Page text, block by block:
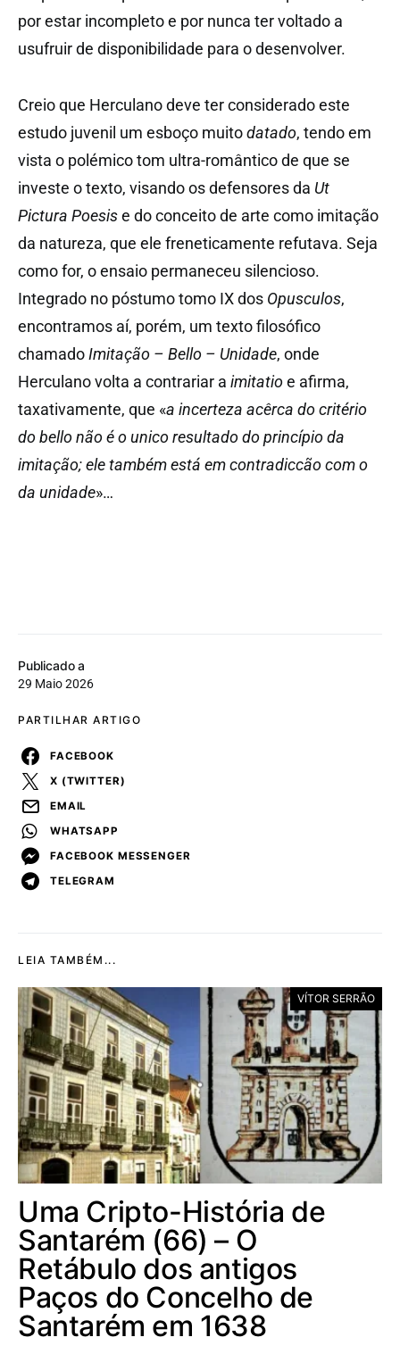
Publicado a
29 Maio 2026
PARTILHAR ARTIGO
FACEBOOK
X (TWITTER)
EMAIL
WHATSAPP
FACEBOOK MESSENGER
TELEGRAM
por estar incompleto e por nunca ter voltado a
usufruir de disponibilidade para o desenvolver.
Creio que Herculano deve ter considerado este
estudo juvenil um esboço muitodatado, tendo em
vista o polémico tom ultra-romântico de que se
investe o texto, visando os defensores da Ut
Pictura Poesise do conceito de arte como imitação
da natureza, que ele freneticamente refutava. Seja
como for, o ensaio permaneceu silencioso.
Integrado no póstumo tomo IX dos Opusculos,
encontramos aí, porém, um texto filosófico
chamadoImitação – Bello – Unidade, onde
Herculano volta a contrariar a imitatioe afirma,
taxativamente, que «a incerteza acêrca do critério
do bello não é o unico resultado do princípio da
imitação; ele também está em contradiccão com o
da unidade»…
LEIA TAMBÉM...
VÍTOR SERRÃO
Uma Cripto-História de
Santarém (66) – O
Retábulo dos antigos
Paços do Concelho de
Santarém em 1638